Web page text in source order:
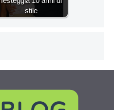
stile